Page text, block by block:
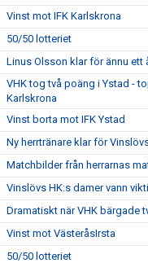
Vinst mot IFK Karlskrona
50/50 lotteriet
Linus Olsson klar för ännu ett
VHK tog två poäng i Ystad -
Karlskrona
Vinst borta mot IFK Ystad
Ny herrtränare klar för
Matchbilder från herrarnas
Vinslövs HK:s damer vann
Dramatiskt när VHK bärgade
Vinst mot VästeråsIrsta
50/50 lotteriet